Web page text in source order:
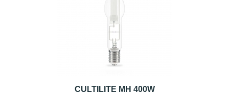
CULTILITE MH 400W